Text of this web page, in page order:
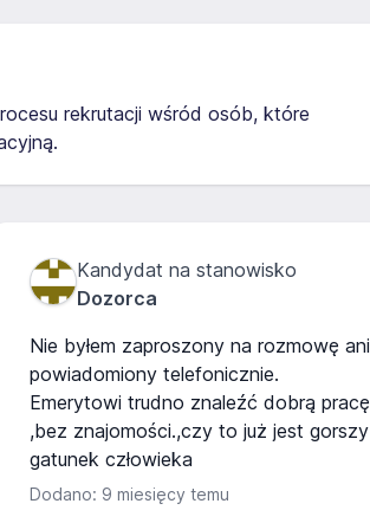
rekrutacji wśród osób, które
Kandydat na stanowisko
Dozorca
Nie byłem zaproszony na rozmowę ani
powiadomiony telefonicznie.
Emerytowi trudno znaleźć dobrą pracę
,bez znajomości.,czy to już jest gorszy
gatunek człowieka
Dodano: 9 miesięcy temu